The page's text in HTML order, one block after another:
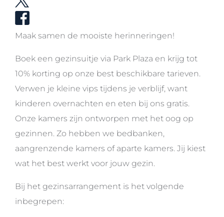
Maak samen de mooiste herinneringen!
Boek een gezinsuitje via Park Plaza en krijg tot
10% korting op onze best beschikbare tarieven.
Verwen je kleine vips tijdens je verblijf, want
kinderen overnachten en eten bij ons gratis.
Onze kamers zijn ontworpen met het oog op
gezinnen. Zo hebben we bedbanken,
aangrenzende kamers of aparte kamers. Jij kiest
wat het best werkt voor jouw gezin.
Bij het gezinsarrangement is het volgende
inbegrepen: